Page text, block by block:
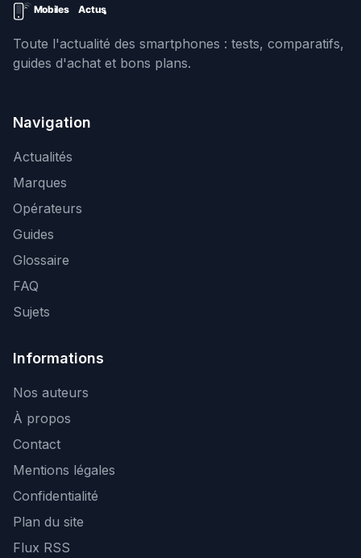
Toute l'actualité des smartphones : tests, comparatifs,
guides d'achat et bons plans.
Navigation
Actualités
Marques
Opérateurs
Guides
Glossaire
FAQ
Sujets
Informations
Nos auteurs
À propos
Contact
Mentions légales
Confidentialité
Plan du site
Flux RSS